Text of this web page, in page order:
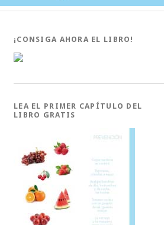
¡CONSIGA AHORA EL LIBRO!
LEA EL PRIMER CAPÍTULO DEL
LIBRO GRATIS